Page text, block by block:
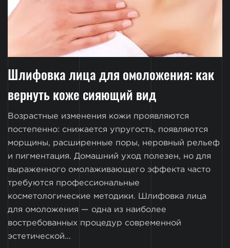
Шлифовка лица для омоложения: как
вернуть коже сияющий вид
Возрастные изменения кожи проявляются
постепенно: снижается упругость, появляются
морщины, расширенные поры, неровный рельеф
и пигментация. Домашний уход полезен, но для
выраженного омолаживающего эффекта часто
требуются профессиональные
косметологические методики. Шлифовка лица
для омоложения — одна из наиболее
востребованных процедур современной
эстетической...